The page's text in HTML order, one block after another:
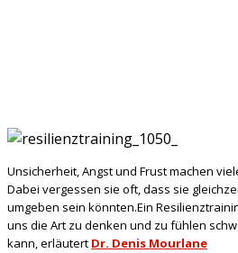
Unsicherheit, Angst und Frust machen
Dabei vergessen sie oft, dass sie
umgeben sein könnten.Ein
uns die Art zu denken und zu fühlen
kann, erläutert Dr. Denis Mourlane